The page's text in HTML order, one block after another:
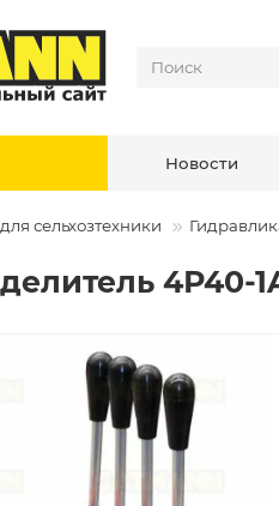
Новости
сельхозтехники
4Р40-